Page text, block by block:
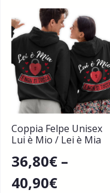
Coppia Felpe Unisex
Lui è Mio / Lei è Mia
36,80€ –
40,90€